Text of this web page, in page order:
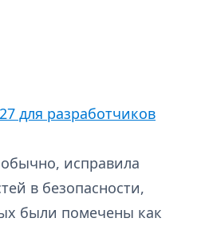
для разработчиков
исправила
в безопасности,
были помечены как